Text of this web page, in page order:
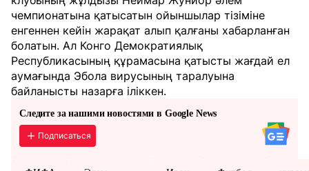
чемпионатына қатысатын ойыншылар тізіміне
енгеннен кейін жарақат алып қалғаны хабарланған
болатын. Ал Конго Демократиялық
Республикасының құрамасына қатысты жағдай ел
аумағында Эбола вирусының таралуына
байланысты назарға іліккен.
Следите за нашими новостями в Google News
Подписаться